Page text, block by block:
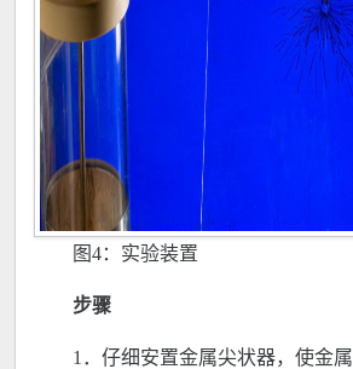
图4：实验装置
步骤
1．仔细安置金属尖状器，使金